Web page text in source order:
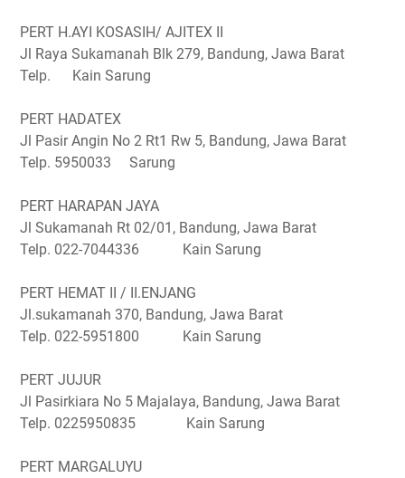
PERT H.AYI KOSASIH/ AJITEX II
Jl Raya Sukamanah Blk 279, Bandung, Jawa Barat
Telp. Kain Sarung
PERT HADATEX
Jl Pasir Angin No 2 Rt1 Rw 5, Bandung, Jawa Barat
Telp. 5950033 Sarung
PERT HARAPAN JAYA
Jl Sukamanah Rt 02/01, Bandung, Jawa Barat
Telp. 022-7044336 Kain Sarung
PERT HEMAT II / II.ENJANG
Jl.sukamanah 370, Bandung, Jawa Barat
Telp. 022-5951800 Kain Sarung
PERT JUJUR
Jl Pasirkiara No 5 Majalaya, Bandung, Jawa Barat
Telp. 0225950835 Kain Sarung
PERT MARGALUYU